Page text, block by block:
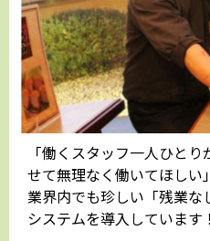
「働くスタッフ一人ひと
せて無理なく働いてほしい
業界内でも珍しい「残業な
システムを導入しています！